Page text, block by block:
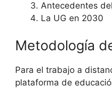
Antecedentes
La UG en 2030
Metodología
Para el trabajo a
plataforma de